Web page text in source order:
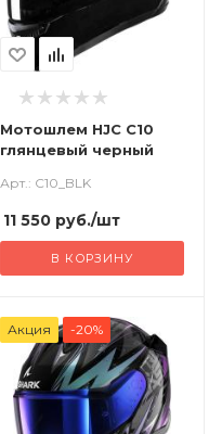
Мотошлем HJC C10
глянцевый черный
Арт.: C10_BLK
11 550руб./шт
В КОРЗИНУ
Акция -20%